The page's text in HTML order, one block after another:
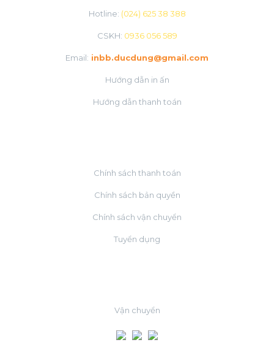
Hotline: (024) 625 38 388
CSKH: 0936 056 589
Email: inbb.ducdung@gmail.com
Hướng dẫn in ấn
Hướng dẫn thanh toán
Chính sách thanh toán
Chính sách bản quyền
Chính sách vận chuyển
Tuyển dụng
Vận chuyển